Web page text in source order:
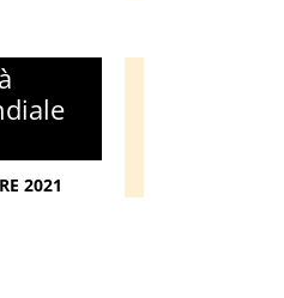
2021